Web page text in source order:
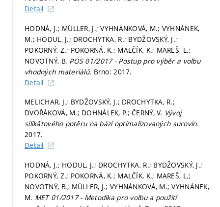
Detail
HODNÁ, J.; MÜLLER, J.; VYHNÁNKOVÁ, M.; VYHNÁNEK,
M.; HODUL, J.; DROCHYTKA, R.; BYDŽOVSKÝ, J.;
POKORNÝ, Z.; POKORNÁ, K.; MALČÍK, K.; MAREŠ, L.;
NOVOTNÝ, B. POS 01/2017 - Postup pro výběr a volbu
vhodných materiálů. Brno: 2017.
Detail
MELICHAR, J.; BYDŽOVSKÝ, J.; DROCHYTKA, R.;
DVOŘÁKOVÁ, M.; DOHNÁLEK, P.; ČERNÝ, V. Vývoj
silikátového potěru na bázi optimalizovaných surovin.
2017.
Detail
HODNÁ, J.; HODUL, J.; DROCHYTKA, R.; BYDŽOVSKÝ, J.;
POKORNÝ, Z.; POKORNÁ, K.; MALČÍK, K.; MAREŠ, L.;
NOVOTNÝ, B.; MÜLLER, J.; VYHNÁNKOVÁ, M.; VYHNÁNEK,
M. MET 01/2017 - Metodika pro volbu a použití